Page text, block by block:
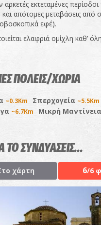
εκτεταμένες
απότομες μεταβάσεις από
εφέ).
ελαφριά ομίχλη καθ’
ΠΟΛΕΙΣ/ΧΩΡΙΑ
~0.3Km Σπερχογεία ~5.5Km
~6.7Km Μικρή Μαντίνεια
ΤΟ ΣΥΝΔΥΑΣΕΙΣ...
χάρτη 6/6